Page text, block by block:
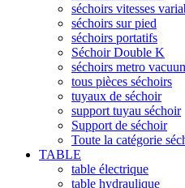
séchoirs vitesses
séchoirs sur pied
séchoirs portatifs
Séchoir Double K
séchoirs metro
tous pièces séchoirs
tuyaux de séchoir
support tuyau séchoir
Support de séchoir
Toute la catégorie
TABLE
table électrique
table hydraulique